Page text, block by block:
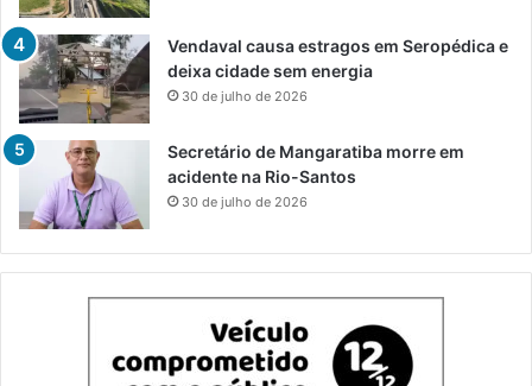
Vendaval causa estragos em Seropédica e
deixa cidade sem energia
30 de julho de 2026
Secretário de Mangaratiba morre em
acidente na Rio-Santos
30 de julho de 2026